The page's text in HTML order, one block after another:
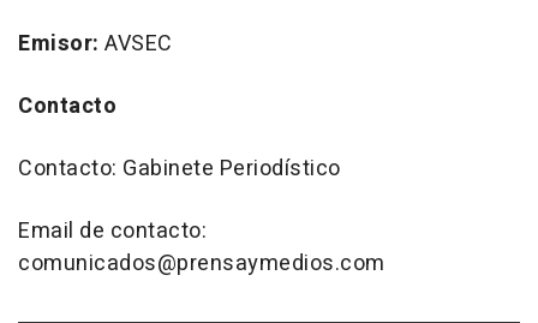
Emisor: AVSEC
Contacto
Contacto: Gabinete Periodístico
Email de contacto:
comunicados@prensaymedios.com